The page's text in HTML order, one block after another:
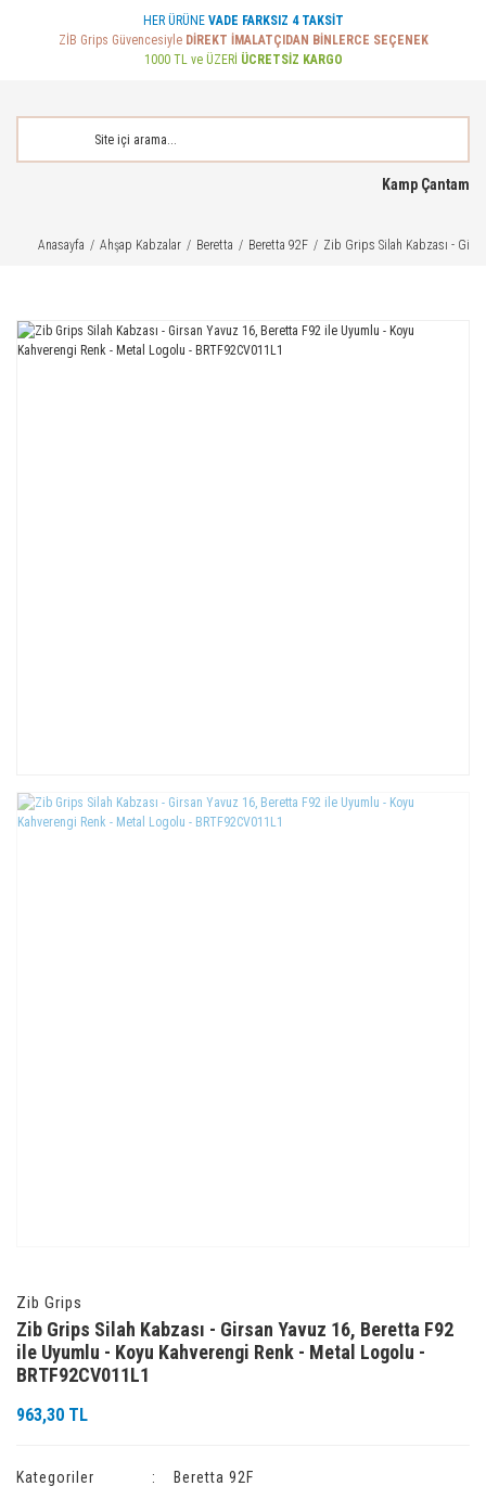
HER ÜRÜNE VADE FARKSIZ 4 TAKSİT
ZİB Grips Güvencesiyle DİREKT İMALATÇIDAN BİNLERCE SEÇENEK
1000 TL ve ÜZERİ ÜCRETSİZ KARGO
Kamp Çantam
Anasayfa Ahşap Kabzalar Beretta Beretta 92F Zib Grips Silah Kabzası -
Zib Grips
Zib Grips Silah Kabzası - Girsan Yavuz 16, Beretta F92
ile Uyumlu - Koyu Kahverengi Renk - Metal Logolu -
BRTF92CV011L1
963,30 TL
Kategoriler
Beretta 92F